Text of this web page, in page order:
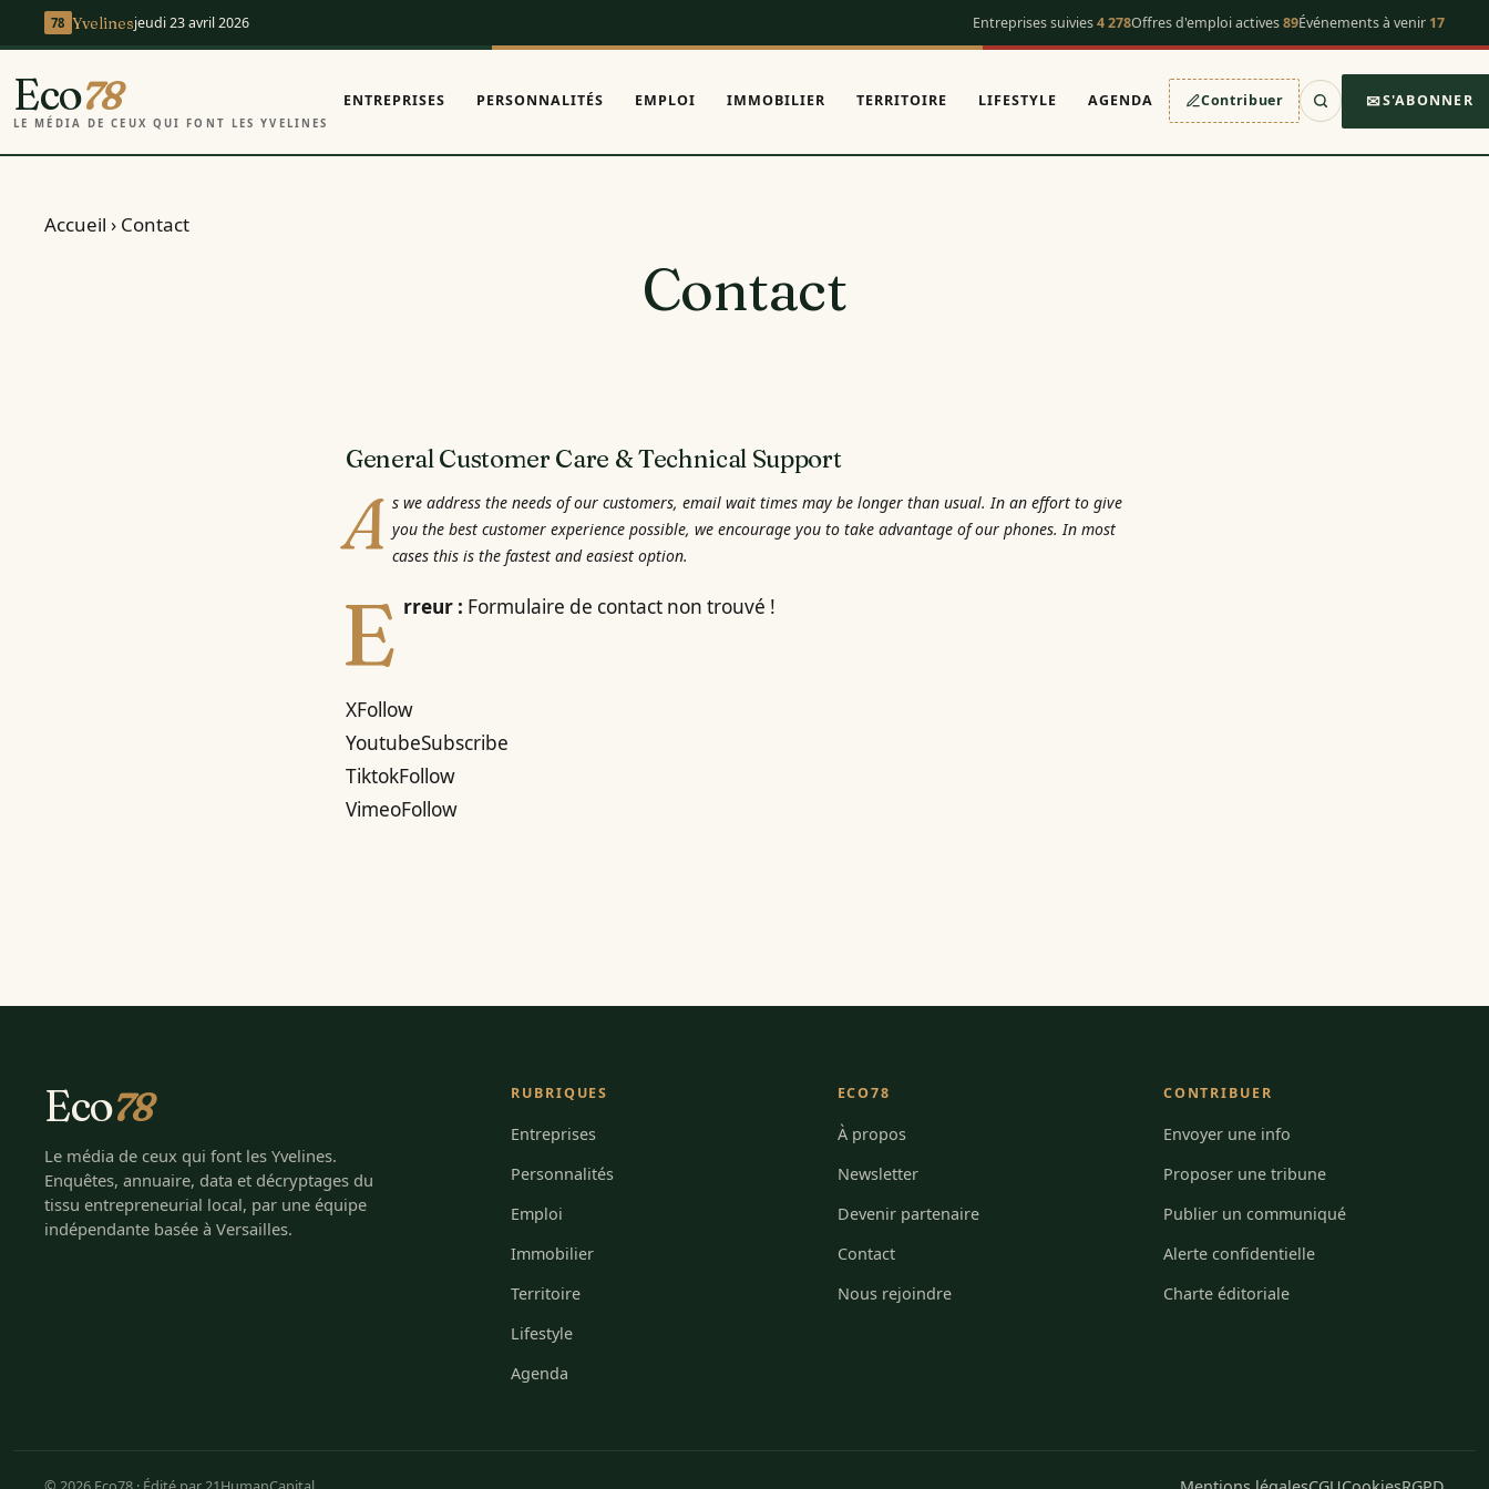
Yvelinesjeudi 23 avril 2026 Entreprises suivies4 278Offres d'emploi actives89Événements à venir 17
Eco78
LE MÉDIA DE CEUX QUI FONT LES YVELINES
ENTREPRISES PERSONNALITÉS EMPLOI IMMOBILIER TERRITOIRE LIFESTYLE AGENDA Contribuer S'ABONNER
Accueil › Contact
Contact
General Customer Care & Technical Support
A s we address the needs of our customers, email wait times may be longer than usual. In an effort to give
you the best customer experience possible, we encourage you to take advantage of our phones. In most
cases this is the fastest and easiest option.
E rreur : Formulaire de contact non trouvé !
XFollow
YoutubeSubscribe
TiktokFollow
VimeoFollow
Eco78
Le média de ceux qui font les Yvelines.
Enquêtes, annuaire, data et décryptages du
tissu entrepreneurial local, par une équipe
indépendante basée à Versailles.
RUBRIQUES
Entreprises
Personnalités
Emploi
Immobilier
Territoire
Lifestyle
Agenda
ECO78
À propos
Newsletter
Devenir partenaire
Contact
Nous rejoindre
CONTRIBUER
Envoyer une info
Proposer une tribune
Publier un communiqué
Alerte confidentielle
Charte éditoriale